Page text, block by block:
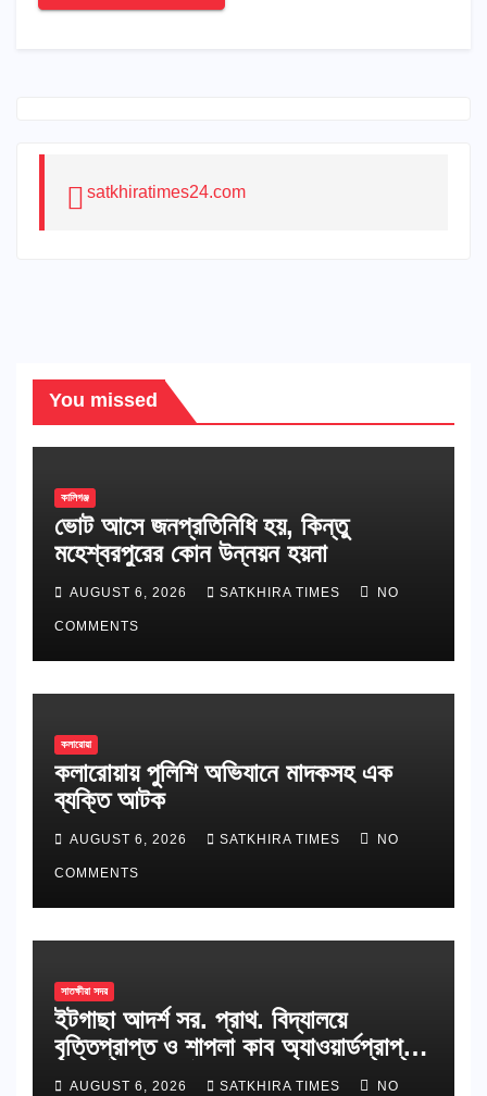
satkhiratimes24.com
You missed
কালিগঞ্জ
ভোট আসে জনপ্রতিনিধি হয়, কিন্তু
মহেশ্বরপুরের কোন উন্নয়ন হয়না
AUGUST 6, 2026 SATKHIRA TIMES NO
COMMENTS
কলারোয়া
কলারোয়ায় পুলিশি অভিযানে মাদকসহ এক
ব্যক্তি আটক
AUGUST 6, 2026 SATKHIRA TIMES NO
COMMENTS
সাতক্ষীরা সদর
ইটগাছা আদর্শ সর. প্রাথ. বিদ্যালয়ে
বৃত্তিপ্রাপ্ত ও শাপলা কাব অ্যাওয়ার্ডপ্রাপ্ত
শিক্ষার্থীদের সংবর্ধনা
AUGUST 6, 2026 SATKHIRA TIMES NO